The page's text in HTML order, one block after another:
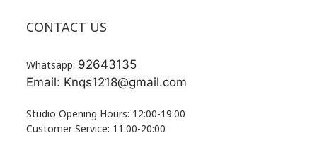
CONTACT US
Whatsapp: 92643135
Email: Knqs1218@gmail.com
Studio Opening Hours: 12:00-19:00
Customer Service: 11:00-20:00